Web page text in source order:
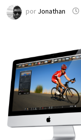
por Jonathan